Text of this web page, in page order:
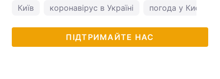
Київ коронавірус в Україні погода у Києві
ПІДТРИМАЙТЕ НАС